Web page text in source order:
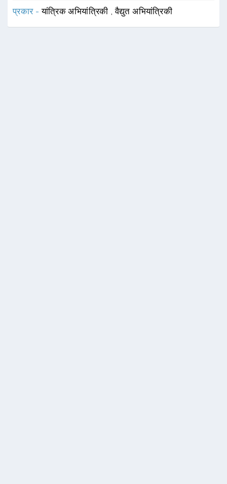
प्रकार -यांत्रिक अभियांत्रिकी ,वैद्युत अभियांत्रिकी